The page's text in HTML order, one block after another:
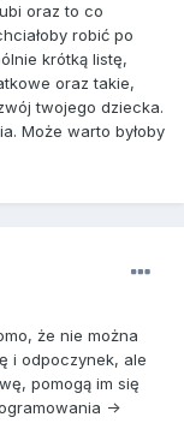
oraz to co
robić po
krótką listę,
oraz takie,
twojego dziecka.
Może warto byłoby
że nie można
i odpoczynek, ale
pomogą im się
->